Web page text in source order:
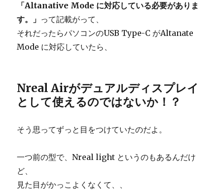
「Altanative Mode に対応している必要がありま
す。」 って記載がって、
それだったらパソコンのUSB Type-C がAltanate
Mode に対応していたら、
Nreal Airがデュアルディスプレイ
として使えるのではないか！？
そう思ってずっと目をつけていたのだよ。
一つ前の型で、Nreal light というのもあるんだけ
ど、
見た目がかっこよくなくて、、